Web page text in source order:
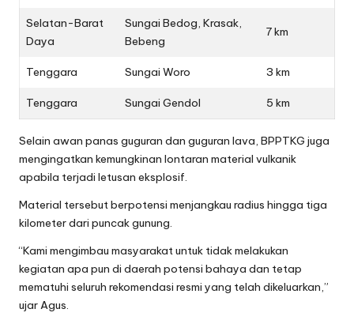
Selatan-Barat
Daya
Sungai Bedog, Krasak,
Bebeng
7 km
Tenggara Sungai Woro 3 km
Tenggara Sungai Gendol 5 km
Selain awan panas guguran dan guguran lava, BPPTKG juga
mengingatkan kemungkinan lontaran material vulkanik
apabila terjadi letusan eksplosif.
Material tersebut berpotensi menjangkau radius hingga tiga
kilometer dari puncak gunung.
“Kami mengimbau masyarakat untuk tidak melakukan
kegiatan apa pun di daerah potensi bahaya dan tetap
mematuhi seluruh rekomendasi resmi yang telah dikeluarkan,”
ujar Agus.